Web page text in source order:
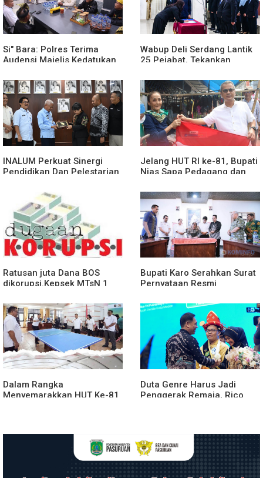
Si" Bara: Polres Terima
Audensi Majelis Kedatukan
Wabup Deli Serdang Lantik
25 Pejabat, Tekankan
Cepat dan Humanis
INALUM Perkuat Sinergi
Pendidikan Dan Pelestarian
PemprovSu
Jelang HUT RI ke-81, Bupati
Nias Sapa Pedagang dan
Putih
Ratusan juta Dana BOS
dikorupsi.Kepsek MTsN 1
Bupati Karo Serahkan Surat
Pernyataan Resmi
Kabanjahe
Dalam Rangka
Menyemarakkan HUT Ke-81
Duta Genre Harus Jadi
Penggerak Remaja, Rico